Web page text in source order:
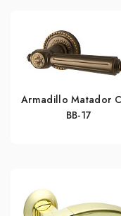
Armadillo Matador
BB-17